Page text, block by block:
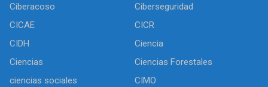
Ciberacoso
Ciberseguridad
CICAE
CICR
CIDH
Ciencia
Ciencias
Ciencias Forestales
ciencias sociales
CIMO